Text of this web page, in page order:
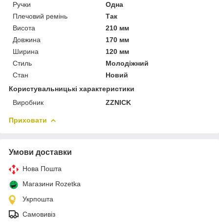
Ручки
Одна
Плечовий ремінь
Так
Висота
210 мм
Довжина
170 мм
Ширина
120 мм
Стиль
Молодіжний
Стан
Новий
Користувальницькі характеристики
Виробник
ZZNICK
Приховати
Умови доставки
Нова Пошта
Магазини Rozetka
Укрпошта
Самовивіз